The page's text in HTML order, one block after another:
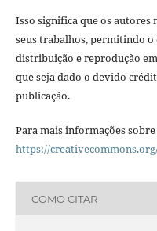
Isso significa que os
seus trabalhos, permitindo
distribuição e reprodução
que seja dado o devido
publicação.
Para mais informações sobre
https://
COMO CITAR